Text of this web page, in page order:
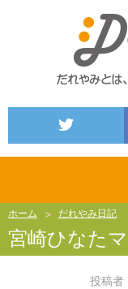
ホーム だれやみ日記
宮崎ひなた
投稿者